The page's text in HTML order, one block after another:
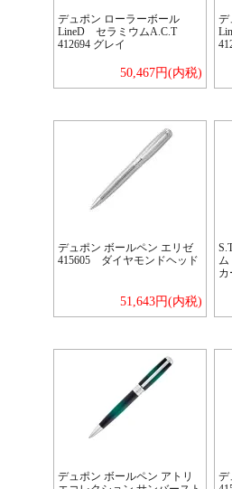
デュポン ローラーボール
LineD セラミウムA.C.T
412694 グレイ
50,467円(内税)
デ
デュポン ボールペン エリゼ
415605 ダイヤモンドヘッド
51,643円(内税)
ム
カ
デュポン ボールペン アトリ
デ